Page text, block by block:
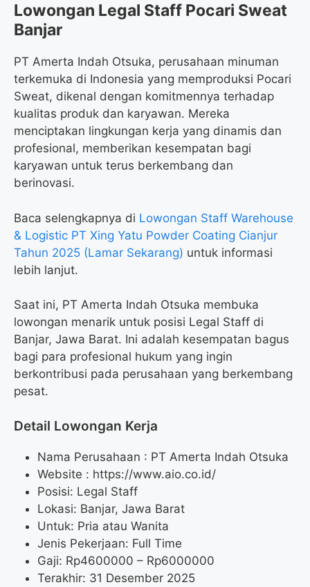
Lowongan Legal Staff Pocari Sweat
Banjar
PT Amerta Indah Otsuka, perusahaan minuman
terkemuka di Indonesia yang memproduksi Pocari
Sweat, dikenal dengan komitmennya terhadap
kualitas produk dan karyawan. Mereka
menciptakan lingkungan kerja yang dinamis dan
profesional, memberikan kesempatan bagi
karyawan untuk terus berkembang dan
berinovasi.
Baca selengkapnya di Lowongan Staff Warehouse
& Logistic PT Xing Yatu Powder Coating Cianjur
Tahun 2025 (Lamar Sekarang) untuk informasi
lebih lanjut.
Saat ini, PT Amerta Indah Otsuka membuka
lowongan menarik untuk posisi Legal Staff di
Banjar, Jawa Barat. Ini adalah kesempatan bagus
bagi para profesional hukum yang ingin
berkontribusi pada perusahaan yang berkembang
pesat.
Detail Lowongan Kerja
Nama Perusahaan : PT Amerta Indah Otsuka
Website : https://www.aio.co.id/
Posisi: Legal Staff
Lokasi: Banjar, Jawa Barat
Untuk: Pria atau Wanita
Jenis Pekerjaan: Full Time
Gaji: Rp4600000 – Rp6000000
Terakhir: 31 Desember 2025